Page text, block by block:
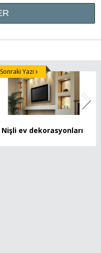
Nişli ev dekorasyonları
Sonraki Yazı